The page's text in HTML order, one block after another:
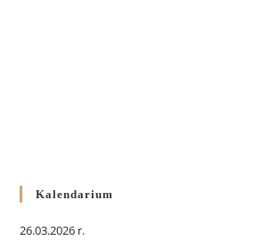
Kalendarium
26.03.2026 r.